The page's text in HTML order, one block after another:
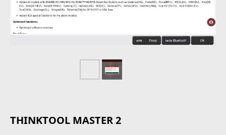
THINKTOOL MASTER 2